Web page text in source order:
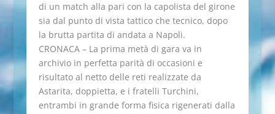
di un match alla pari con la capolista del girone
sia dal punto di vista tattico che tecnico, dopo
la brutta partita di andata a Napoli.
CRONACA – La prima metà di gara va in
archivio in perfetta parità di occasioni e
risultato al netto delle reti realizzate da
Astarita, doppietta, e i fratelli Turchini,
entrambi in grande forma fisica rigenerati dalla